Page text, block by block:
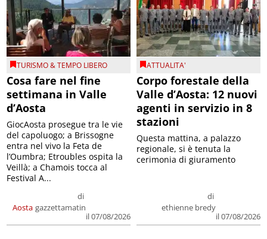
TURISMO & TEMPO LIBERO
Cosa fare nel fine
settimana in Valle
d’Aosta
Aosta
di
gazzettamatin
il 07/08/2026
GiocAosta prosegue tra le vie
del capoluogo; a Brissogne
entra nel vivo la Feta de
l’Oumbra; Etroubles ospita la
Veillà; a Chamois tocca al
Festival A...
ATTUALITA'
Corpo forestale della
Valle d’Aosta: 12 nuovi
agenti in servizio in 8
stazioni
di
ethienne bredy
il 07/08/2026
Questa mattina, a palazzo
regionale, si è tenuta la
cerimonia di giuramento